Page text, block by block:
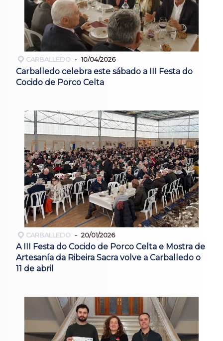
CARBALLEDO 10/04/2026
Carballedo celebra este sábado a III Festa do
Cocido de Porco Celta
CARBALLEDO 20/01/2026
A III Festa do Cocido de Porco Celta e Mostra de
Artesanía da Ribeira Sacra volve a Carballedo o
11 de abril